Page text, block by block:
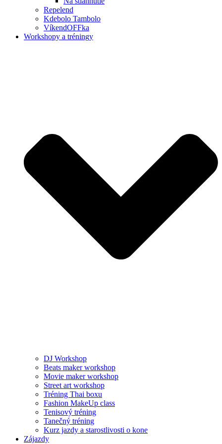
Repelend
Kdebolo Tambolo
VíkendOFFka
Workshopy a tréningy
DJ Workshop
Beats maker workshop
Movie maker workshop
Street art workshop
Tréning Thai boxu
Fashion MakeUp class
Tenisový tréning
Tanečný tréning
Kurz jazdy a starostlivosti o kone
Zájazdy